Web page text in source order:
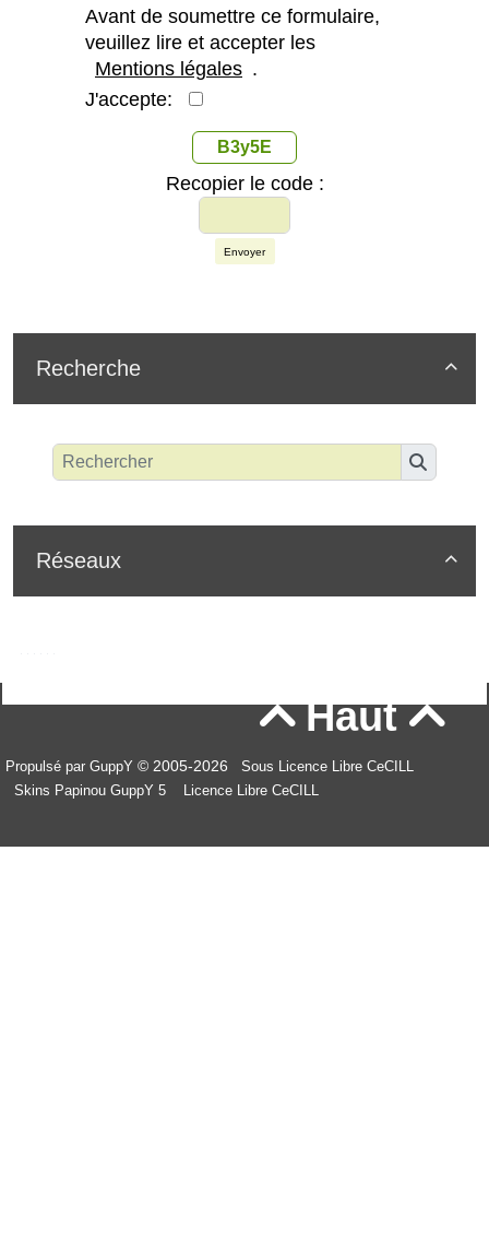
Avant de soumettre ce formulaire,
veuillez lire et accepter les
Mentions légales .
J'accepte:
B3y5E
Recopier le code :
Envoyer

Recherche

Réseaux
Haut
Propulsé par GuppY © 2005-2026
Sous Licence Libre CeCILL
Skins Papinou GuppY 5
Licence Libre CeCILL